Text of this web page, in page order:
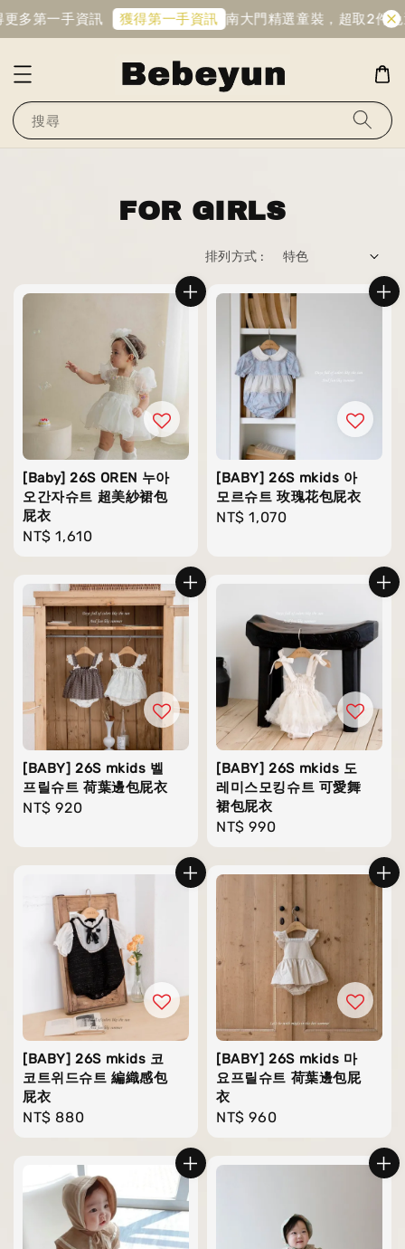
第一手資訊 獲得第一手資訊 南大門精選童裝，超取2件免運
搜尋
FOR GIRLS
排列方式 :
[Baby] 26S OREN 누아
오간자슈트 超美紗裙包
屁衣
Regular
NT$ 1,610
[BABY] 26S mkids 아
모르슈트 玫瑰花包屁衣
Regular
NT$ 1,070
[BABY] 26S mkids 벨
프릴슈트 荷葉邊包屁衣
Regular
NT$ 920
[BABY] 26S mkids 도
레미스모킹슈트 可愛舞
裙包屁衣
Regular
NT$ 990
[BABY] 26S mkids 코
코트위드슈트 編織感包
屁衣
Regular
NT$ 880
[BABY] 26S mkids 마
요프릴슈트 荷葉邊包屁
衣
Regular
NT$ 960